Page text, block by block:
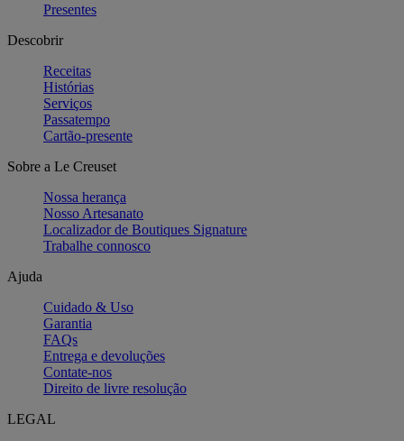
Presentes
Descobrir
Receitas
Histórias
Serviços
Passatempo
Cartão-presente
Sobre a Le Creuset
Nossa herança
Nosso Artesanato
Localizador de Boutiques Signature
Trabalhe connosco
Ajuda
Cuidado & Uso
Garantia
FAQs
Entrega e devoluções
Contate-nos
Direito de livre resolução
LEGAL